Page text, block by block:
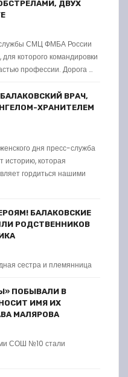
ДВУХ
СМЦ ФМБА России
которого командировки
профессии. Дорога …
ВРАЧ,
ХРАНИТЕЛЕМ
дня пресс-служба
которая
гордиться нашими
БАЛАКОВСКИЕ
РОДСТВЕННИКОВ
сестра и племянница
ПОБЫВАЛИ В
ИМЯ ИХ
МАЛЯРОВА
СОШ №10 стали